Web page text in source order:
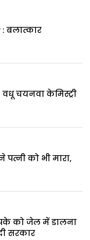
बलात्कार
वधू चयनवा केमिस्ट्री
को भी मारा,
को जेल में डालना
सरकार